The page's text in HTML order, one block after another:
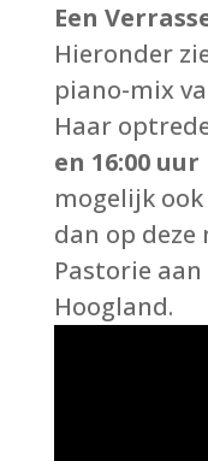
Een
Hieronder
piano-mix
Haar
en 16:00 uur
mogelijk
dan op
Pastorie
Hoogland.